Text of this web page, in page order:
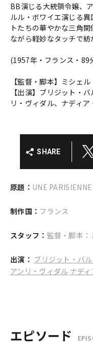
BB演じる大統領令嬢、
ルル・ボワイエ演じる
トたちの華やかな三角
ながら軽妙なタッチで紡
(1957年・フランス・89
【監督・脚本】ミシェ
【出演】ブリジット・
リ・ヴィダル、ナディア
SHARE
原題： UNE PARISIENNE
制作国： フランス
スタッフ： 監督・脚本
出演： ブリジット・バ
アンリ・ヴィダル ナデ
エピソード